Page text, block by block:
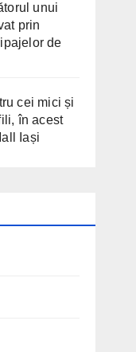
unui
prin
de
cei mici și
în acest
Iași